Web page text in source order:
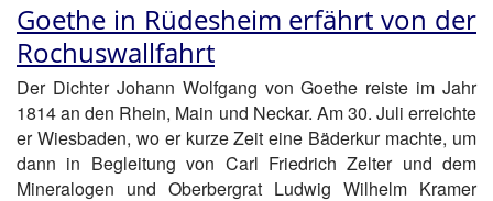
Goethe in Rüdesheim erfährt von der
Rochuswallfahrt
Der Dichter Johann Wolfgang von Goethe reiste im Jahr
1814 an den Rhein, Main und Neckar. Am 30. Juli erreichte
er Wiesbaden, wo er kurze Zeit eine Bäderkur machte, um
dann in Begleitung von Carl Friedrich Zelter und dem
Mineralogen und Oberbergrat Ludwig Wilhelm Kramer